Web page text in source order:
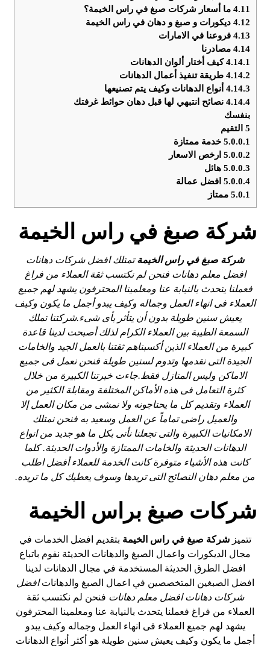
4.11 ما أسعار شركات صبغ في راس الخيمة؟
4.12 ديكورات و صبغ و دهان في راس الخيمة
4.13 فروعنا في الامارات
4.14 مصادرنا
4.14.1كيف أختار ألوان الدهانات
4.14.2 طريقة تنفيذ أعمال الدهانات
4.14.3 أنواع الدهانات وكيف يتم تصنيعها
4.14.4 نصائح انتبهي لها قبل دهان حوائط غرفتك
بنفسك
5 التقيم
5.0.0.1 خدمة ممتازة
5.0.0.2 ارخص الاسعار
5.0.0.3 هائل
5.0.0.4 افضل عمالة
5.0.1 ممتاز
شركة صبغ في راس الخيمة
شركة صبغ في راس الخيمةتمتلك افضل شركات دهانات
افضل معلم دهانات فنحن لم نكتسب ثقة العملاء من فراغ
فعملنا يتحدث بالنيابة عنا ومعلمينا المحترفون يشهد لهم جميع
العملاء فى انهاء العمل وجماله وكيف يبدو أجمل ما يكون وكيف
يعيش سنين طويلة بدون أن يتأثر بأى شىء.شركتنا تملك
السمعة الطيبة بين العملاء الكرام لذلك أصبحت لدينا قاعدة
كبيرة من العملاء الذين أكسبناهم ثقتنا بالعمل الجيد والخامات
الجيدة التى نقدمها وتدوم لسنين طويلة فنحن نعمل فى جميع
الاماكن وليس المنازل فقط.جاءت خبرتنا الكبيرة من خلال
كثرة التعامل فى هذه الأماكن المختلفة ومقابلة الكثير من
العملاء وتقديم كل ما يحتاجونه ولا نمشى من مكان العمل إلا
والعميل راضى تماماً عن العمل وسعيد به فنحن نمتلك
الامكانيات الكبيرة والتى تجعلنا نأتى بكل ما هو جديد من انواع
الدهانات الحديثة والخامات الممتازة والأدوات الحديثة. كلما
كانت هذه الأشياء متوفرة كانت الخدمة للعملاء أفضل اطلب
من معلم دهان النصائح التى تريدها وسوف يعطيك كل ما تريده.
شركات صبغ براس الخيمة
تتميزشركة صبغ في راس الخيمة بتقديم افضل الخدمات في
مجال الديكورات واعمال الصبغ والدهانات الحديثة نفوم باتباع
افضل الطرق الحديثة المستخدمة في مجال الدهانات لدينا
افضل الصبغين المتخصصين في اعمال الصبغ والدهاناتافضل
شركات دهانات افضل معلم دهانات فنحن لم نكتسب ثقة
العملاء من فراغ فعملنا يتحدث بالنيابة عنا ومعلمينا المحترفون
يشهد لهم جميع العملاء فى انهاء العمل وجماله وكيف يبدو
أجمل ما يكون وكيف يعيش سنين طويلة هو أكثر أنواع الدهانات